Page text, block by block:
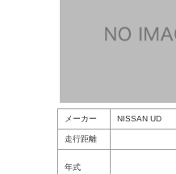
メーカー NISSAN UD
走行距離
年式